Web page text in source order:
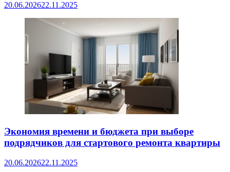
20.06.202622.11.2025
Экономия времени и бюджета при выборе
подрядчиков для стартового ремонта квартиры
20.06.202622.11.2025